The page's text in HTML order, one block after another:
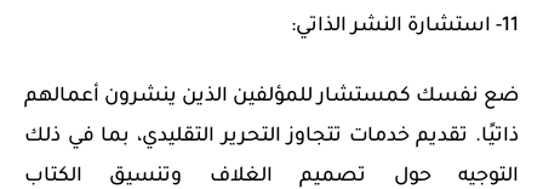
11- استشارة النشر الذاتي:
ضع نفسك كمستشار للمؤلفين الذين ينشرون أعمالهم
ذاتيًا. تقديم خدمات تتجاوز التحرير التقليدي، بما في ذلك
التوجيه حول تصميم الغلاف وتنسيق الكتاب